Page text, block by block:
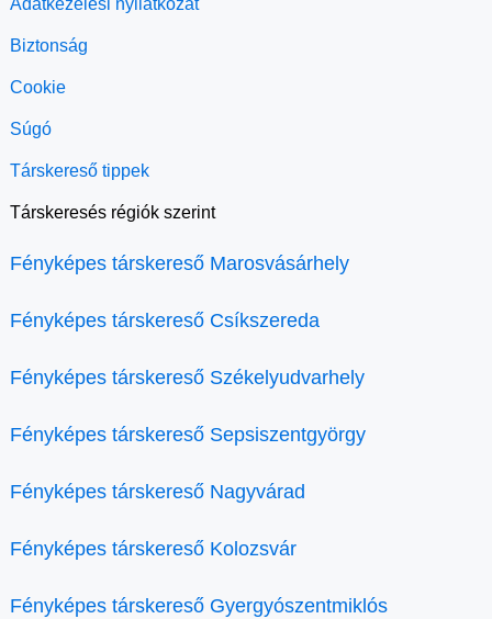
Adatkezelési nyilatkozat
Biztonság
Cookie
Súgó
Társkereső tippek
Társkeresés régiók szerint
Fényképes társkereső Marosvásárhely
Fényképes társkereső Csíkszereda
Fényképes társkereső Székelyudvarhely
Fényképes társkereső Sepsiszentgyörgy
Fényképes társkereső Nagyvárad
Fényképes társkereső Kolozsvár
Fényképes társkereső Gyergyószentmiklós